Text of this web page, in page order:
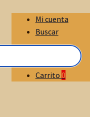
Mi cuenta
Buscar
Carrito 0